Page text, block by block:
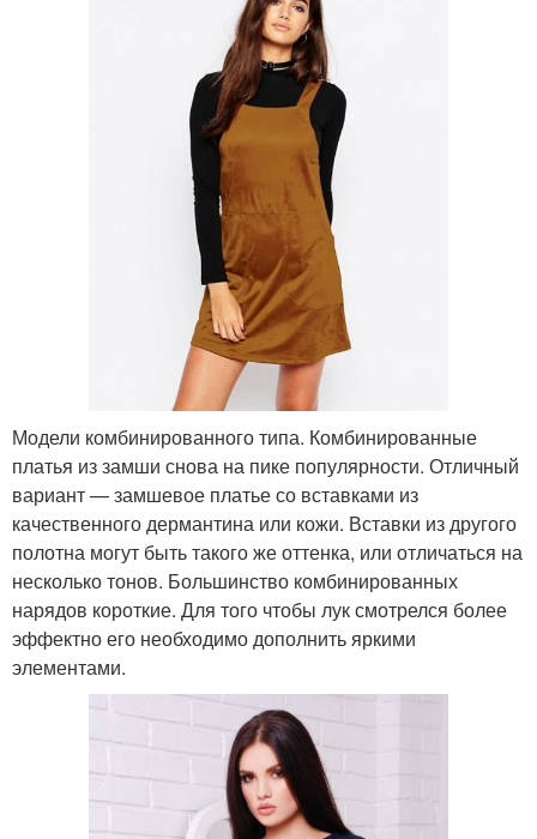
Модели комбинированного типа. Комбинированные
платья из замши снова на пике популярности. Отличный
вариант — замшевое платье со вставками из
качественного дермантина или кожи. Вставки из другого
полотна могут быть такого же оттенка, или отличаться на
несколько тонов. Большинство комбинированных
нарядов короткие. Для того чтобы лук смотрелся более
эффектно его необходимо дополнить яркими
элементами.